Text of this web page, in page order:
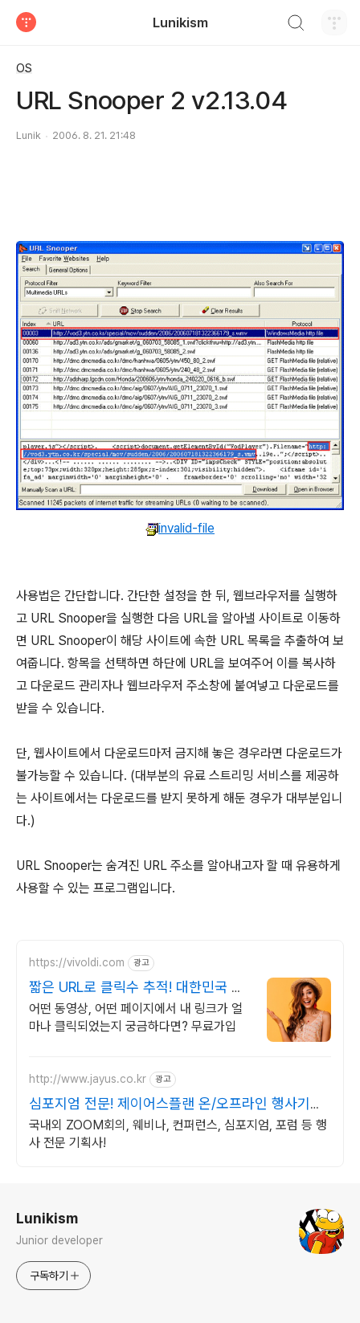
Lunikism
OS
URL Snooper 2 v2.13.04
Lunik 2006. 8. 21. 21:48
invalid-file
사용법은 간단합니다. 간단한 설정을 한 뒤, 웹브라우저를 실행하
고 URL Snooper을 실행한 다음 URL을 알아낼 사이트로 이동하
면 URL Snooper이 해당 사이트에 속한 URL 목록을 추출하여 보
여줍니다. 항목을 선택하면 하단에 URL을 보여주어 이를 복사하
고 다운로드 관리자나 웹브라우저 주소창에 붙여넣고 다운로드를
받을 수 있습니다.
단, 웹사이트에서 다운로드마저 금지해 놓은 경우라면 다운로드가
불가능할 수 있습니다. (대부분의 유료 스트리밍 서비스를 제공하
는 사이트에서는 다운로드를 받지 못하게 해둔 경우가 대부분입니
다.)
URL Snooper는 숨겨진 URL 주소를 알아내고자 할 때 유용하게
사용할 수 있는 프로그램입니다.
https://vivoldi.com 광고
짧은 URL로 클릭수 추적! 대한민국 사
용자 만족도
어떤 동영상, 어떤 페이지에서 내 링크가 얼
마나 클릭되었는지 궁금하다면? 무료가입
http://www.jayus.co.kr 광고
심포지엄 전문! 제이어스플랜 온/오프라인 행사기획
대행!
국내외 ZOOM회의, 웨비나, 컨퍼런스, 심포지엄, 포럼 등 행
사 전문 기획사!
Lunikism
Junior developer
구독하기